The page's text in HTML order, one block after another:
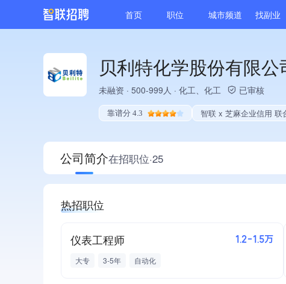
首页 职位 城市频道 找副业
贝利特化学股份有限公
未融资 · 500-999人 · 化工、化工 已审核
靠谱分 4.3 智联 x 芝麻企业信用 联
公司简介在招职位·25
热招职位
仪表工程师 1.2-1.5万
大专 3-5年 自动化